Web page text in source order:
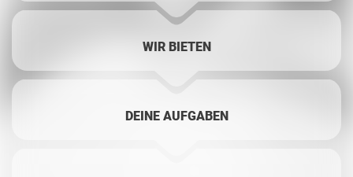
WIR BIETEN
DEINE AUFGABEN